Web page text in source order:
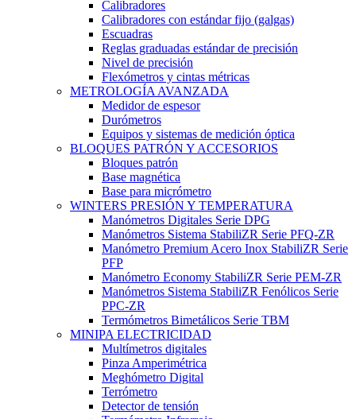
Calibradores
Calibradores con estándar fijo (galgas)
Escuadras
Reglas graduadas estándar de precisión
Nivel de precisión
Flexómetros y cintas métricas
METROLOGÍA AVANZADA
Medidor de espesor
Durómetros
Equipos y sistemas de medición óptica
BLOQUES PATRÓN Y ACCESORIOS
Bloques patrón
Base magnética
Base para micrómetro
WINTERS PRESIÓN Y TEMPERATURA
Manómetros Digitales Serie DPG
Manómetros Sistema StabiliZR Serie PFQ-ZR
Manómetro Premium Acero Inox StabiliZR Serie
PFP
Manómetro Economy StabiliZR Serie PEM-ZR
Manómetros Sistema StabiliZR Fenólicos Serie
PPC-ZR
Termómetros Bimetálicos Serie TBM
MINIPA ELECTRICIDAD
Multímetros digitales
Pinza Amperimétrica
Meghómetro Digital
Terrómetro
Detector de tensión